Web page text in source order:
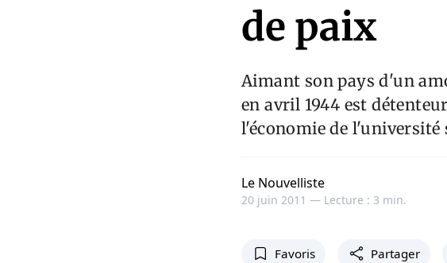
de paix
Aimant son pays d'un
en avril 1944 est
l'économie de l'université
Le Nouvelliste
20 juin 2011 — Lecture : 3 min.
Favoris Partager